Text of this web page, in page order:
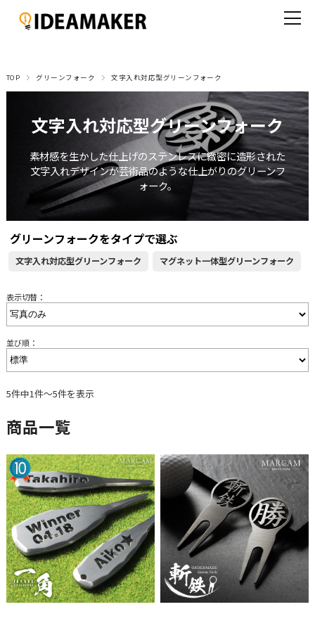
TOP グリーンフォーク 文字入れ対応型グリーンフォーク
文字入れ対応型グリーンフォーク
素材感を生かした仕上げのステンレスに緻密に造形された
文字入れデザインが芸術品のような仕上がりのグリーンフ
ォーク。
グリーンフォークをタイプで選ぶ
文字入れ対応型グリーンフォーク マグネット一体型グリーンフォーク
表示切替：
並び順：
5件中1件～5件を表示
商品一覧